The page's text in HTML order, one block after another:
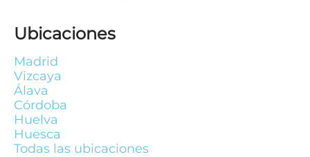
Ubicaciones
Madrid
Vizcaya
Álava
Córdoba
Huelva
Huesca
Todas las ubicaciones